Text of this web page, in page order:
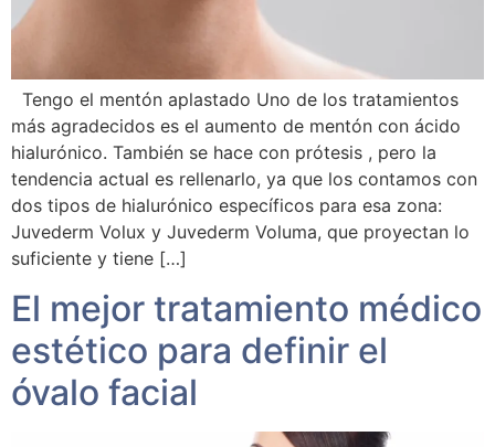
Tengo el mentón aplastado Uno de los tratamientos
más agradecidos es el aumento de mentón con ácido
hialurónico. También se hace con prótesis , pero la
tendencia actual es rellenarlo, ya que los contamos con
dos tipos de hialurónico específicos para esa zona:
Juvederm Volux y Juvederm Voluma, que proyectan lo
suficiente y tiene […]
El mejor tratamiento médico
estético para definir el
óvalo facial